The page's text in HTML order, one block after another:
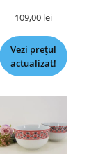
109,00 lei
Vezi prețul
actualizat!